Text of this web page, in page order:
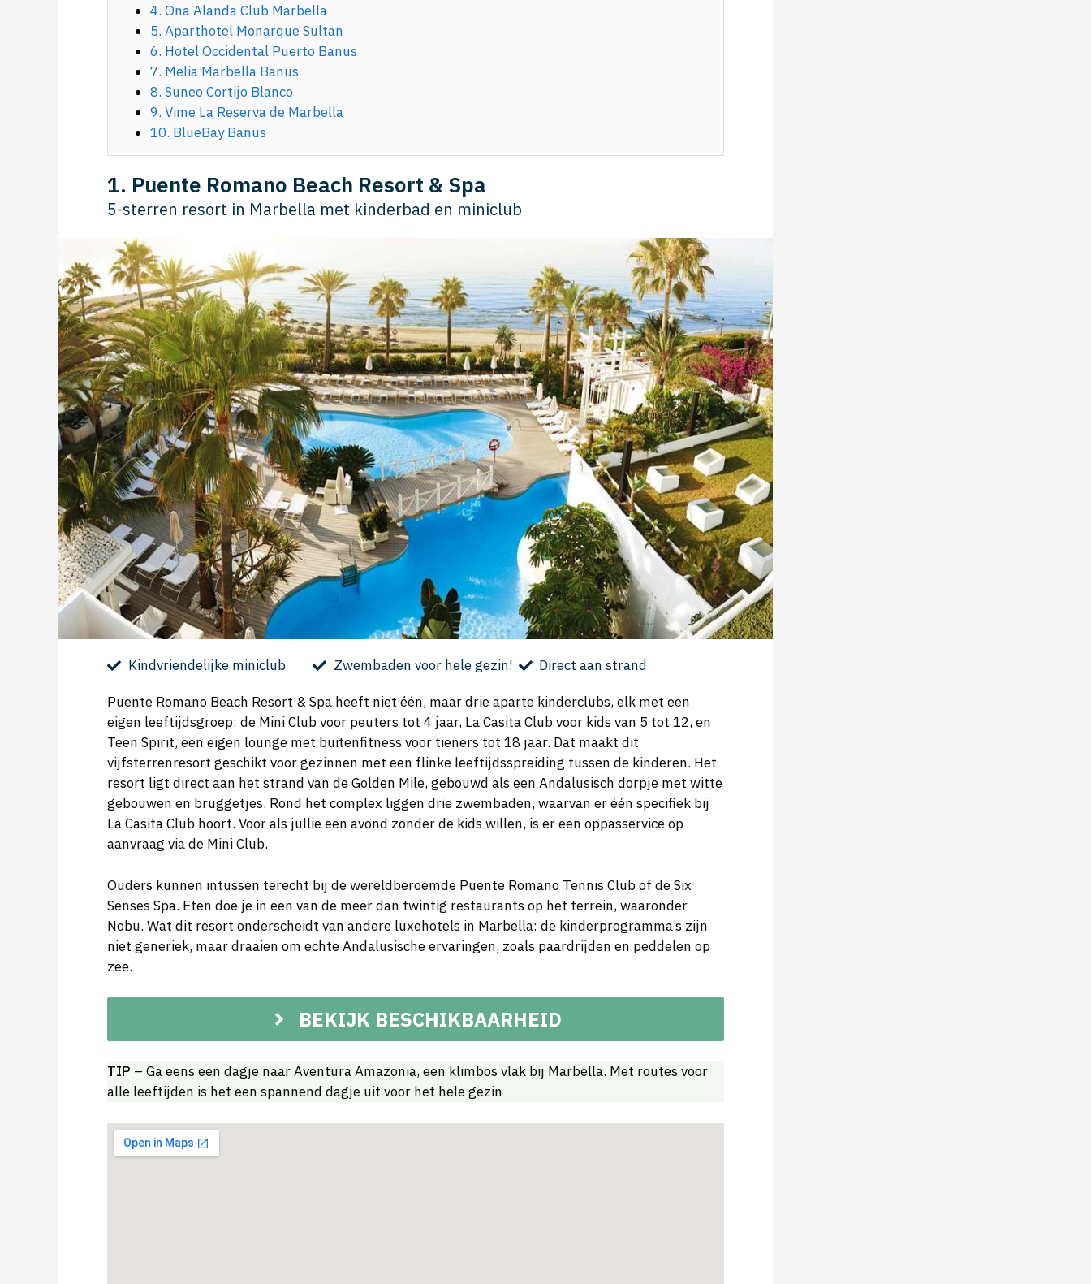
4. Ona Alanda Club Marbella
5. Aparthotel Monarque Sultan
6. Hotel Occidental Puerto Banus
7. Melia Marbella Banus
8. Suneo Cortijo Blanco
9. Vime La Reserva de Marbella
10. BlueBay Banus
1. Puente Romano Beach Resort & Spa
5-sterren resort in Marbella met kinderbad en miniclub
Kindvriendelijke miniclub Zwembaden voor hele gezin! Direct aan strand
Puente Romano Beach Resort & Spa heeft niet één, maar drie aparte kinderclubs, elk met een
eigen leeftijdsgroep: de Mini Club voor peuters tot 4 jaar, La Casita Club voor kids van 5 tot 12, en
Teen Spirit, een eigen lounge met buitenfitness voor tieners tot 18 jaar. Dat maakt dit
vijfsterrenresort geschikt voor gezinnen met een flinke leeftijdsspreiding tussen de kinderen. Het
resort ligt direct aan het strand van de Golden Mile, gebouwd als een Andalusisch dorpje met witte
gebouwen en bruggetjes. Rond het complex liggen drie zwembaden, waarvan er één specifiek bij
La Casita Club hoort. Voor als jullie een avond zonder de kids willen, is er een oppasservice op
aanvraag via de Mini Club.
Ouders kunnen intussen terecht bij de wereldberoemde Puente Romano Tennis Club of de Six
Senses Spa. Eten doe je in een van de meer dan twintig restaurants op het terrein, waaronder
Nobu. Wat dit resort onderscheidt van andere luxehotels in Marbella: de kinderprogramma’s zijn
niet generiek, maar draaien om echte Andalusische ervaringen, zoals paardrijden en peddelen op
zee.
BEKIJK BESCHIKBAARHEID
TIP – Ga eens een dagje naar Aventura Amazonia, een klimbos vlak bij Marbella. Met routes voor
alle leeftijden is het een spannend dagje uit voor het hele gezin